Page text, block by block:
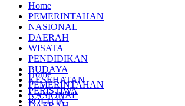
Home
PEMERINTAHAN
NASIONAL
DAERAH
WISATA
PENDIDIKAN
BUDAYA
KESEHATAN
PERISTIWA
POLITIK
Home
PEMERINTAHAN
NASIONAL